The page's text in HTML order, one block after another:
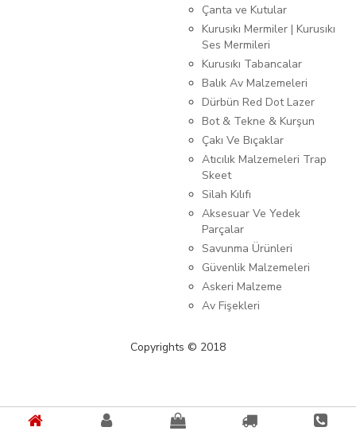
Çanta ve Kutular
Kurusıkı Mermiler | Kurusıkı
Ses Mermileri
Kurusıkı Tabancalar
Balık Av Malzemeleri
Dürbün Red Dot Lazer
Bot & Tekne & Kurşun
Çakı Ve Bıçaklar
Atıcılık Malzemeleri Trap
Skeet
Silah Kılıfı
Aksesuar Ve Yedek
Parçalar
Savunma Ürünleri
Güvenlik Malzemeleri
Askeri Malzeme
Av Fişekleri
Copyrights © 2018
{%kategori_metaDescription%} {%KATEGORI_ADI%}